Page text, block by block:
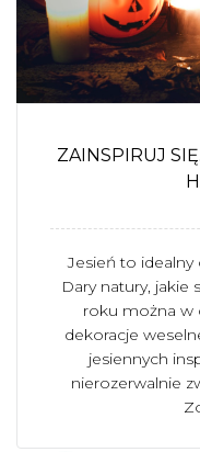
ZAINSPIRUJ
Jesień to idealny
Dary natury, jakie
roku można w
dekoracje
jesiennych
nierozerwalnie